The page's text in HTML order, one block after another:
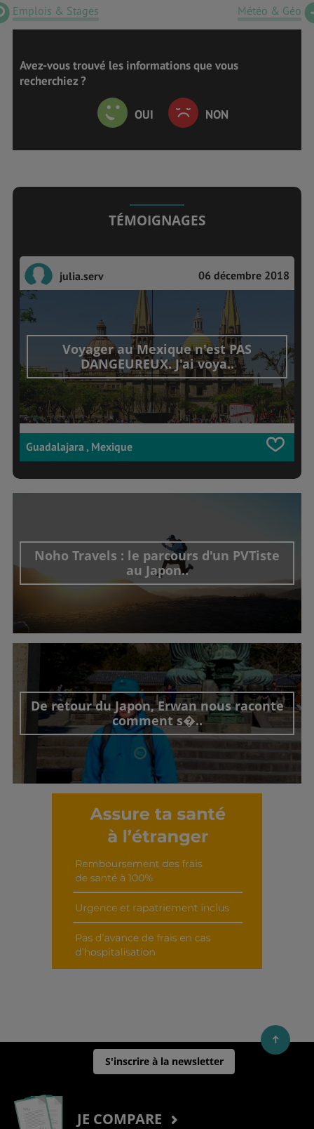
Emplois & Stages Météo & Géo
Avez-vous trouvé les informations que vous
recherchiez ?
OUI NON
TÉMOIGNAGES
julia.serv 06 décembre 2018
Voyager au Mexique n'est PAS
DANGEUREUX. J'ai voya..
Guadalajara , Mexique
Noho Travels : le parcours d'un PVTiste
au Japon..
Découvrir cet interview
De retour du Japon, Erwan nous raconte
comment s�..
Découvrir cet interview
S'inscrire à la newsletter
JE COMPARE